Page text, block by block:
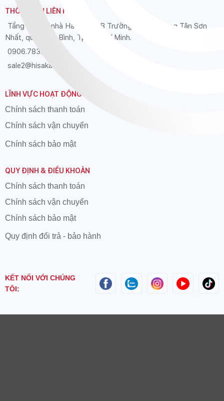
THÔNG TIN LIÊN HỆ
Tầng 12 Tòa nhà Hải Âu, 39B Trường Sơn, phường Tân Sơn
Nhất, quận Tân Bình, Tp. Hồ Chí Minh.
0906.783.626
sale2@hisaka.vn
LĨNH VỰC HOẠT ĐỘNG
Chính sách thanh toán
Chính sách vận chuyển
Chính sách bảo mật
QUY ĐỊNH & ĐIỀU KHOẢN
Chính sách thanh toán
Chính sách vận chuyển
Chính sách bảo mật
Quy định đổi trả - bảo hành
KẾT NỐI VỚI CHÚNG
TÔI: